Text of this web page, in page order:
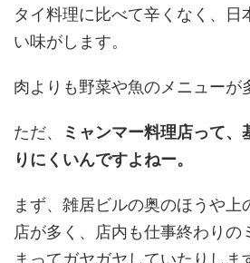
タイ料理に比べて辛くなく、日
い味がします。
肉よりも野菜や魚のメニューが
ただ、
ミャンマー料理店って、
りにくいんですよねー。
まず、雑居ビルの奥のほうや上
店が多く、店内も仕事終わりの
まってガヤガヤしていたりしま